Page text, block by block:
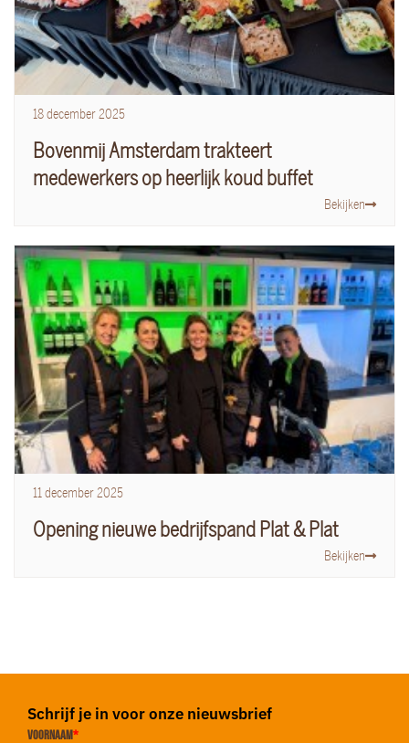
18 december 2025
Bovenmij Amsterdam trakteert
medewerkers op heerlijk koud buffet
Bekijken
11 december 2025
Opening nieuwe bedrijfspand Plat & Plat
Bekijken
Schrijf je in voor onze nieuwsbrief
Voornaam*